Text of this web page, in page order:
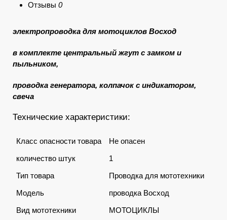
Отзывы 0
электропроводка для мотоциклов Восход
в комплекте центральный жгут с замком и
пыльником,
проводка генератора, колпачок с индикатором,
свеча
Технические характеристики:
Класс опасности товара
Не опасен
количество штук
1
Тип товара
Проводка для мототехники
Модель
проводка Восход
Вид мототехники
МОТОЦИКЛЫ